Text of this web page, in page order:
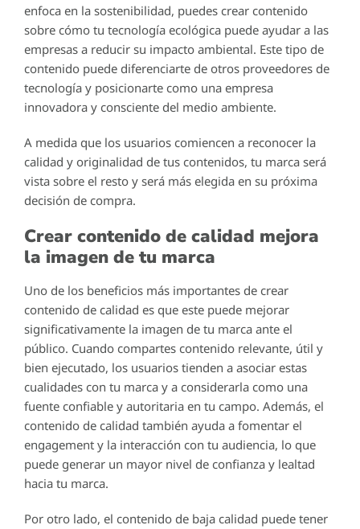
enfoca en la sostenibilidad, puedes crear contenido
sobre cómo tu tecnología ecológica puede ayudar a las
empresas a reducir su impacto ambiental. Este tipo de
contenido puede diferenciarte de otros proveedores de
tecnología y posicionarte como una empresa
innovadora y consciente del medio ambiente.
A medida que los usuarios comiencen a reconocer la
calidad y originalidad de tus contenidos, tu marca será
vista sobre el resto y será más elegida en su próxima
decisión de compra.
Crear contenido de calidad mejora
la imagen de tu marca
Uno de los beneficios más importantes de crear
contenido de calidad es que este puede mejorar
significativamente la imagen de tu marca ante el
público. Cuando compartes contenido relevante, útil y
bien ejecutado, los usuarios tienden a asociar estas
cualidades con tu marca y a considerarla como una
fuente confiable y autoritaria en tu campo. Además, el
contenido de calidad también ayuda a fomentar el
engagement y la interacción con tu audiencia, lo que
puede generar un mayor nivel de confianza y lealtad
hacia tu marca.
Por otro lado, el contenido de baja calidad puede tener